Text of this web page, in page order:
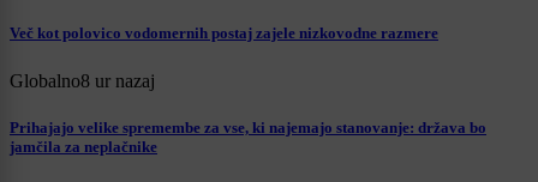
Več kot polovico vodomernih postaj zajele nizkovodne razmere
Globalno8 ur nazaj
Prihajajo velike spremembe za vse, ki najemajo stanovanje: država bo
jamčila za neplačnike